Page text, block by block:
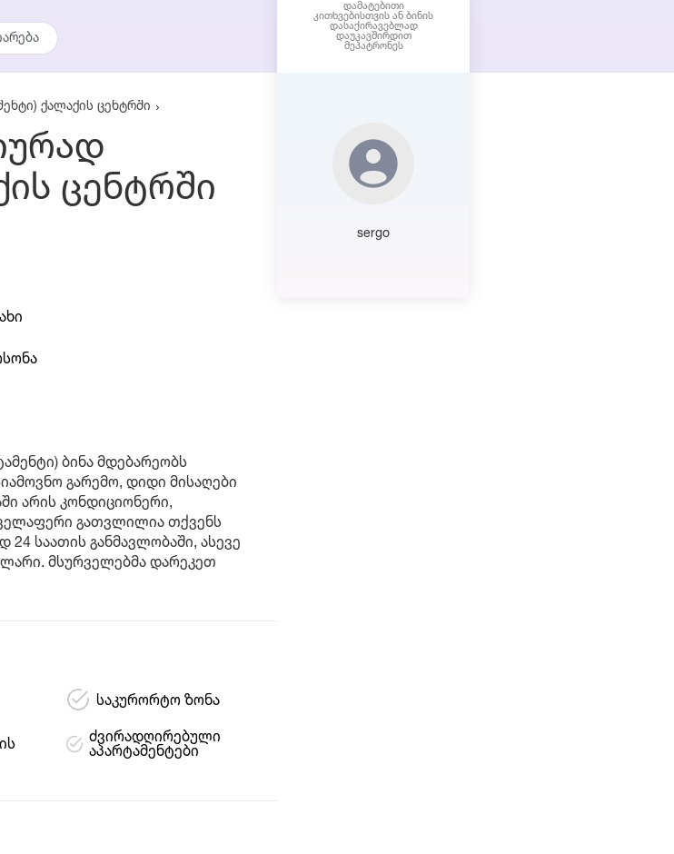
ქალაქის ცენტრში
ცენტრში
ბინა მდებარეობს
გარემო, დიდი მისაღები
არის კონდიციონერი,
გათვლილია თქვენს
საათის განმავლობაში, ასევე
მსურველებმა დარეკეთ
საკურორტო ზონა
ძვირადღირებული
აპარტამენტები
დამატებითი
კითხვებისთვის ან ბინის
დასაქირავებლად
დაუკავშირდით
მეპატრონეს
sergo